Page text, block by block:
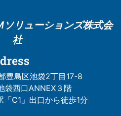
ソリューションズ株式会
社
豊島区池袋2丁目17-8
袋西口ANNEX３階
C1」出口から徒歩1分